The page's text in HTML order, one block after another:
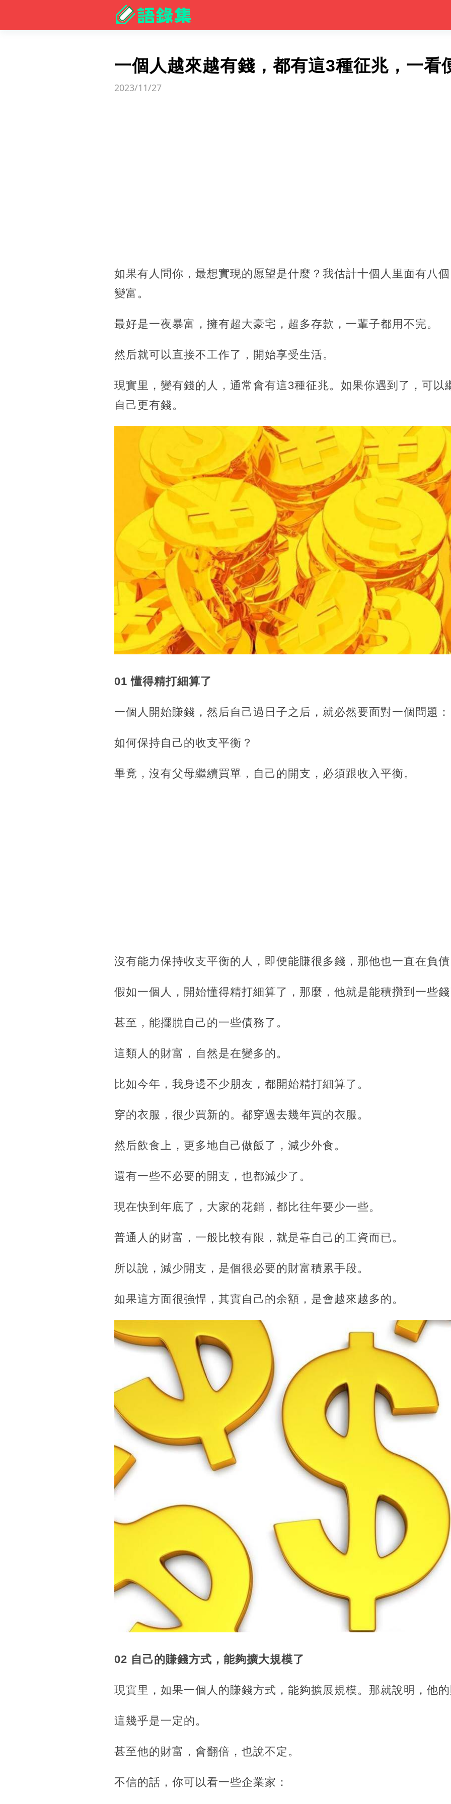
一個人越來越有錢，都有這3種征兆，一看
2023/11/27
如果有人問你，最想實現的愿望是什麼？我估計十個人里面有八
變富。
最好是一夜暴富，擁有超大豪宅，超多存款，一輩子都用不完。
然后就可以直接不工作了，開始享受生活。
現實里，變有錢的人，通常會有這3種征兆。如果你遇到了，可以
自己更有錢。
01 懂得精打細算了
一個人開始賺錢，然后自己過日子之后，就必然要面對一個問題：
如何保持自己的收支平衡？
畢竟，沒有父母繼續買單，自己的開支，必須跟收入平衡。
沒有能力保持收支平衡的人， 即便能賺很多錢，那他也一直在負
假如一個人，開始懂得精打細算了，那麼，他就是能積攢到一些
甚至，能擺脫自己的一些債務了。
這類人的財富，自然是在變多的。
比如今年，我身邊不少朋友，都開始精打細算了。
穿的衣服，很少買新的。都穿過去幾年買的衣服。
然后飲食上，更多地自己做飯了，減少外食。
還有一些不必要的開支，也都減少了。
現在快到年底了，大家的花銷，都比往年要少一些。
普通人的財富，一般比較有限，就是靠自己的工資而已。
所以說，減少開支，是個很必要的財富積累手段。
如果這方面很強悍，其實自己的余額，是會越來越多的。
02 自己的賺錢方式，能夠擴大規模了
現實里，如果一個人的賺錢方式，能夠擴展規模。那就說明，他
這幾乎是一定的。
甚至他的財富，會翻倍，也說不定。
不信的話，你可以看一些企業家：